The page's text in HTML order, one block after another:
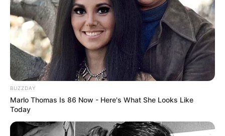
Deutschlandweit Veranstaltung kostenlos
eintragen:
Bilder oben vonRia undManfred Antranias Zimmer
auf
BUZZDAY
Marlo Thomas Is 86 Now - Here's What She Looks Like
Today